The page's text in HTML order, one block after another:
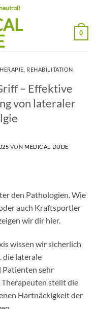
0
REHABILITATION
– Effektive
von lateraler
VON MEDICAL DUDE
den Pathologien. Wie
auch Kraftsportler
wir dir hier.
wissen wir sicherlich
die laterale
Patienten sehr
stellt die
Hartnäckigkeit der